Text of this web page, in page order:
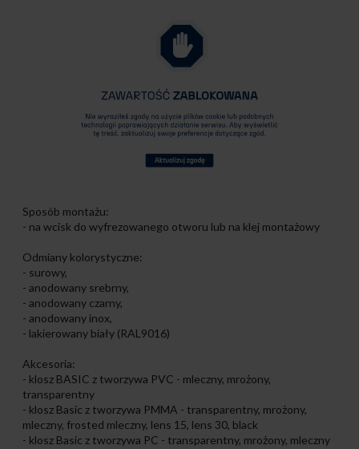
Sposób montażu:
- na wcisk do wyfrezowanego otworu lub na klej montażowy
Odmiany kolorystyczne:
- surowy,
- anodowany srebrny,
- anodowany czarny,
- anodowany inox,
- lakierowany biały (RAL9016)
Akcesoria:
- klosz BASIC z tworzywa PVC - mleczny, mrożony,
transparentny
- klosz Basic z tworzywa PMMA - transparentny, mrożony,
mleczny, frosted mleczny, lens 15, lens 30, black
- klosz Basic z tworzywa PC - transparentny, mrożony, mleczny